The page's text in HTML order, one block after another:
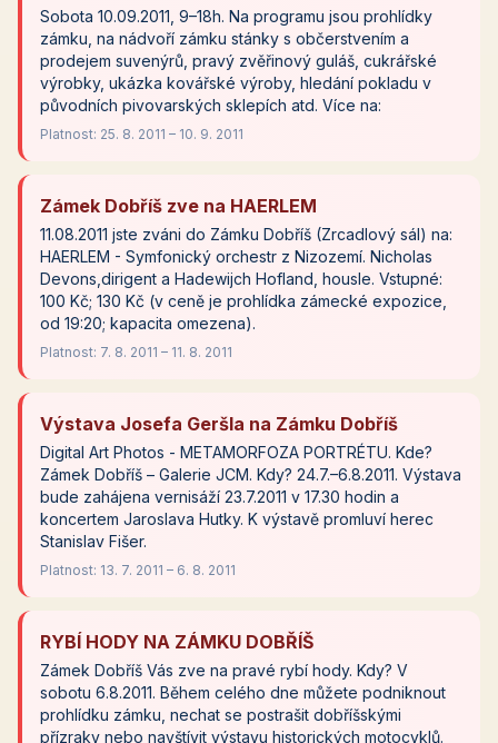
Sobota 10.09.2011, 9–18h. Na programu jsou prohlídky
zámku, na nádvoří zámku stánky s občerstvením a
prodejem suvenýrů, pravý zvěřinový guláš, cukrářské
výrobky, ukázka kovářské výroby, hledání pokladu v
původních pivovarských sklepích atd. Více na:
Platnost: 25. 8. 2011 – 10. 9. 2011
Zámek Dobříš zve na HAERLEM
11.08.2011 jste zváni do Zámku Dobříš (Zrcadlový sál) na:
HAERLEM - Symfonický orchestr z Nizozemí. Nicholas
Devons,dirigent a Hadewijch Hofland, housle. Vstupné:
100 Kč; 130 Kč (v ceně je prohlídka zámecké expozice,
od 19:20; kapacita omezena).
Platnost: 7. 8. 2011 – 11. 8. 2011
Výstava Josefa Geršla na Zámku Dobříš
Digital Art Photos - METAMORFOZA PORTRÉTU. Kde?
Zámek Dobříš – Galerie JCM. Kdy? 24.7.–6.8.2011. Výstava
bude zahájena vernisáží 23.7.2011 v 17.30 hodin a
koncertem Jaroslava Hutky. K výstavě promluví herec
Stanislav Fišer.
Platnost: 13. 7. 2011 – 6. 8. 2011
RYBÍ HODY NA ZÁMKU DOBŘÍŠ
Zámek Dobříš Vás zve na pravé rybí hody. Kdy? V
sobotu 6.8.2011. Během celého dne můžete podniknout
prohlídku zámku, nechat se postrašit dobříšskými
přízraky nebo navštívit výstavu historických motocyklů.